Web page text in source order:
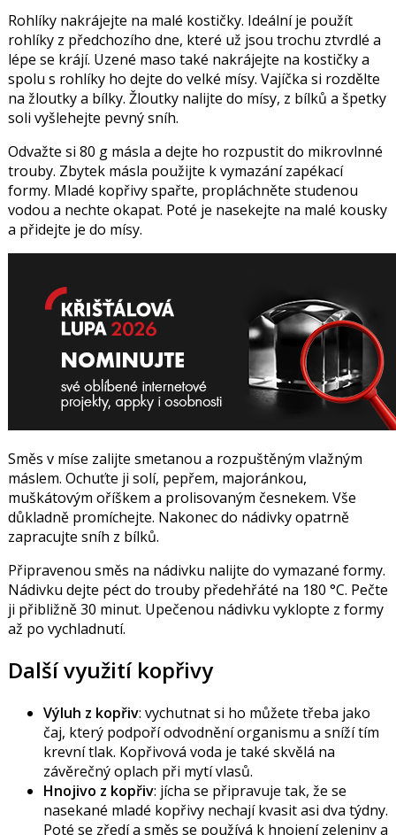
Rohlíky nakrájejte na malé kostičky. Ideální je použít
rohlíky z předchozího dne, které už jsou trochu ztvrdlé a
lépe se krájí. Uzené maso také nakrájejte na kostičky a
spolu s rohlíky ho dejte do velké mísy. Vajíčka si rozdělte
na žloutky a bílky. Žloutky nalijte do mísy, z bílků a špetky
soli vyšlehejte pevný sníh.
Odvažte si 80 g másla a dejte ho rozpustit do mikrovlnné
trouby. Zbytek másla použijte k vymazání zapékací
formy. Mladé kopřivy spařte, propláchněte studenou
vodou a nechte okapat. Poté je nasekejte na malé kousky
a přidejte je do mísy.
Směs v míse zalijte smetanou a rozpuštěným vlažným
máslem. Ochuťte ji solí, pepřem, majoránkou,
muškátovým oříškem a prolisovaným česnekem. Vše
důkladně promíchejte. Nakonec do nádivky opatrně
zapracujte sníh z bílků.
Připravenou směs na nádivku nalijte do vymazané formy.
Nádivku dejte péct do trouby předehřáté na 180 °C. Pečte
ji přibližně 30 minut. Upečenou nádivku vyklopte z formy
až po vychladnutí.
Další využití kopřivy
Výluh z kopřiv: vychutnat si ho můžete třeba jako
čaj, který podpoří odvodnění organismu a sníží tím
krevní tlak. Kopřivová voda je také skvělá na
závěrečný oplach při mytí vlasů.
Hnojivo z kopřiv: jícha se připravuje tak, že se
nasekané mladé kopřivy nechají kvasit asi dva týdny.
Poté se zředí a směs se používá k hnojení zeleniny a